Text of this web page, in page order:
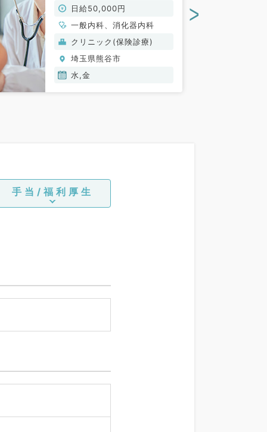
科のお仕事◆ ～マイカー通
勤可～（一般内科・消化器
内科／非常勤）
日給50,000円
一般内科、消化器内科
クリニック(保険診療)
埼玉県熊谷市
水,金
>
手当/福利厚生